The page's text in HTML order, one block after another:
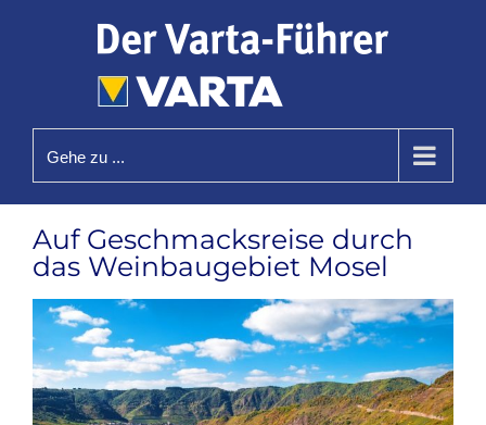
Gehe zu ...
Auf Geschmacksreise durch
das Weinbaugebiet Mosel
Zeige
grösseres
Bild